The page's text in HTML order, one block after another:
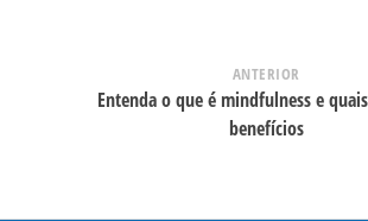
ANTERIOR
Entenda o que é mindfulness e
benefícios